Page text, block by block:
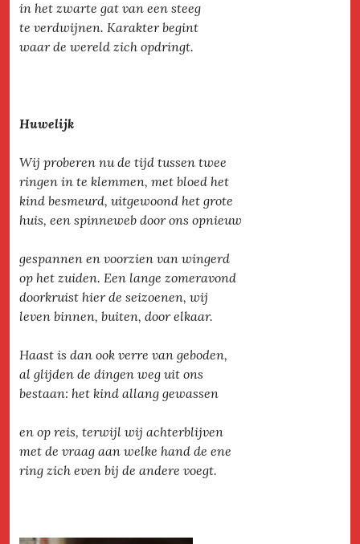
in het zwarte gat van een steeg
te verdwijnen. Karakter begint
waar de wereld zich opdringt.
Huwelijk
Wij proberen nu de tijd tussen twee
ringen in te klemmen, met bloed het
kind besmeurd, uitgewoond het grote
huis, een spinneweb door ons opnieuw
gespannen en voorzien van wingerd
op het zuiden. Een lange zomeravond
doorkruist hier de seizoenen, wij
leven binnen, buiten, door elkaar.
Haast is dan ook verre van geboden,
al glijden de dingen weg uit ons
bestaan: het kind allang gewassen
en op reis, terwijl wij achterblijven
met de vraag aan welke hand de ene
ring zich even bij de andere voegt.